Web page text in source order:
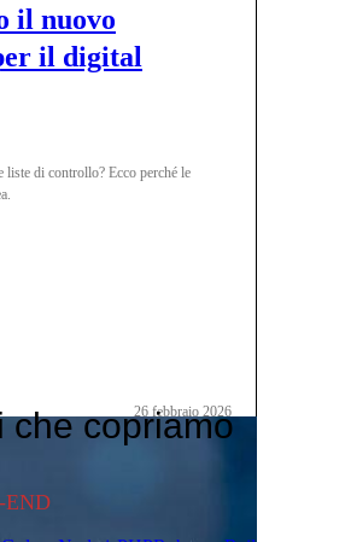
il nuovo
il digital
liste di controllo? Ecco perché le
26 febbraio 2026
che copriamo
END